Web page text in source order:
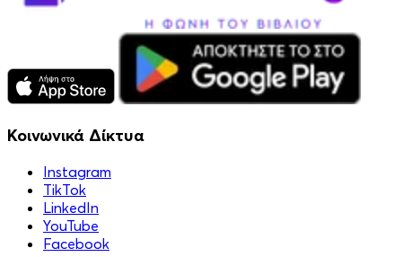
Κοινωνικά Δίκτυα
Instagram
TikTok
LinkedIn
YouTube
Facebook